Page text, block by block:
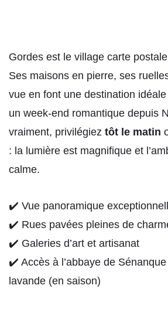
Gordes est le village carte
Ses maisons en pierre, ses
vue en font une destination
un week-end romantique depuis
vraiment, privilégiez tôt le matin
: la lumière est magnifique et
calme.
✔️ Vue panoramique
✔️ Rues pavées pleines de
✔️ Galeries d’art et artisanat
✔️ Accès à l’abbaye de
lavande (en saison)